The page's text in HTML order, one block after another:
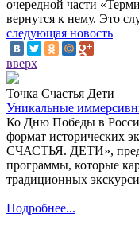
очередной части
вернутся к нему. Это
следующая новость
вверх
Точка Счастья Дети
Уникальные
Ко Дню Победы в
формат исторических
СЧАСТЬЯ. ДЕТИ»,
программы, которые
традиционных
Подробнее...